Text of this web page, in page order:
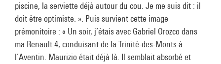
piscine, la serviette déjà autour du cou. Je me suis dit : il
doit être optimiste. ». Puis survient cette image
prémonitoire : « Un soir, j’étais avec Gabriel Orozco dans
ma Renault 4, conduisant de la Trinité-des-Monts à
l’Aventin. Maurizio était déjà là. Il semblait absorbé et